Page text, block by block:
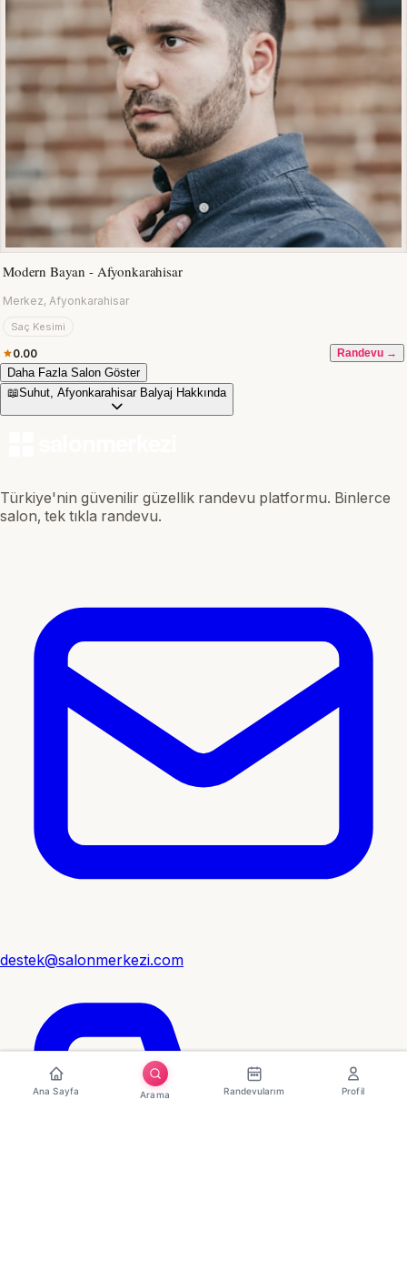
Modern Bayan - Afyonkarahisar
Merkez, Afyonkarahisar
Saç Kesimi
0.00 Randevu →
Daha Fazla Salon Göster
📖Suhut, Afyonkarahisar Balyaj Hakkında
Türkiye'nin güvenilir güzellik randevu platformu. Binlerce
salon, tek tıkla randevu.
destek@salonmerkezi.com
Ana Sayfa Arama Randevularım Profil